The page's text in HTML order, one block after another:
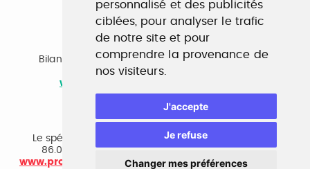
personnalisé et des publicités
ciblées, pour analyser le trafic
de notre site et pour
comprendre la provenance de
nos visiteurs.
J'accepte
Je refuse
Changer mes préférences
www.profilculture-formation.com
Accompagnement professionnel
Bilan de compétences, coaching, techniques de
recherche d'emploi, entretien conseil.
www.profilculture-competences.com
Le spécialiste du secteur culturel, une cvthèque de
86.000 CV et réseau unique de professionnels.
www.profilculture-conseil.com/cabinet-recrutement